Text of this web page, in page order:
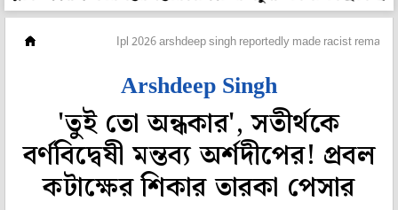
Ipl 2026 arshdeep singh reportedly made racist remark
Arshdeep Singh
'তুই তো অন্ধকার', সতীর্থকে
বর্ণবিদ্বেষী মন্তব্য অর্শদীপের! প্রবল
কটাক্ষের শিকার তারকা পেসার